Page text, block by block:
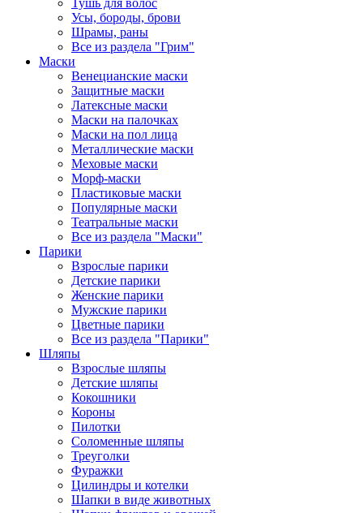
Тушь для волос
Усы, бороды, брови
Шрамы, раны
Все из раздела "Грим"
Маски
Венецианские маски
Защитные маски
Латексные маски
Маски на палочках
Маски на пол лица
Металлические маски
Меховые маски
Морф-маски
Пластиковые маски
Популярные маски
Театральные маски
Все из раздела "Маски"
Парики
Взрослые парики
Детские парики
Женские парики
Мужские парики
Цветные парики
Все из раздела "Парики"
Шляпы
Взрослые шляпы
Детские шляпы
Кокошники
Короны
Пилотки
Соломенные шляпы
Треуголки
Фуражки
Цилиндры и котелки
Шапки в виде животных